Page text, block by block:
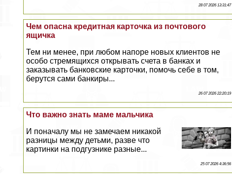
28 07 2026 13:31:47
Чем опасна кредитная карточка из почтового
ящичка
Тем ни менее, при любом напоре новых клиентов не
особо стремящихся открывать счета в банках и
заказывать банковские карточки, помочь себе в том,
берутся сами банкиры...
26 07 2026 22:20:19
Что важно знать маме мальчика
И поначалу мы не замечаем никакой
разницы между детьми, разве что
картинки на подгузнике разные...
25 07 2026 4:36:56